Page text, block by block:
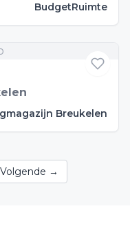
BudgetRuimte
Breukelen
Volgende →